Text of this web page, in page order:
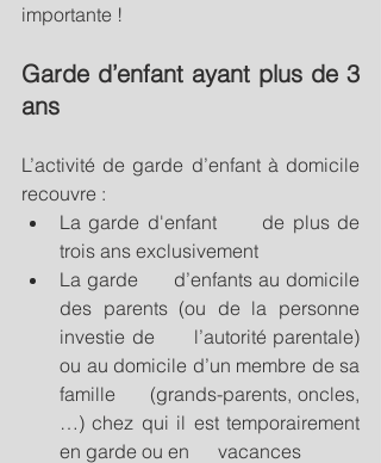
importante !
Garde d’enfant ayant plus de 3
ans
L’activité de garde d’enfant à domicile
recouvre :
La garde d'enfant      de plus de
trois ans exclusivement
La garde      d’enfants au domicile
des parents (ou de la personne
investie de      l’autorité parentale)
ou au domicile d’un membre de sa
famille      (grands-parents, oncles,
…) chez qui il est temporairement
en garde ou en      vacances